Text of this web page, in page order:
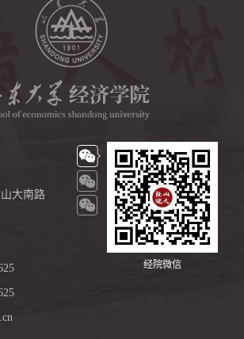
大南路
经院微信